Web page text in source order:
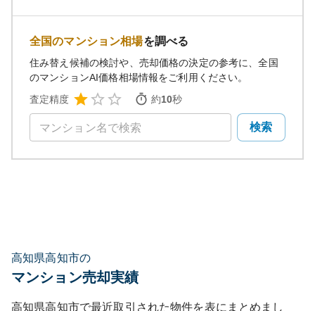
全国のマンション相場を調べる
住み替え候補の検討や、売却価格の決定の参考に、全国
のマンションAI価格相場情報をご利用ください。
査定精度
約10秒
検索
高知県高知市の
マンション売却実績
高知県高知市で最近取引された物件を表にまとめまし